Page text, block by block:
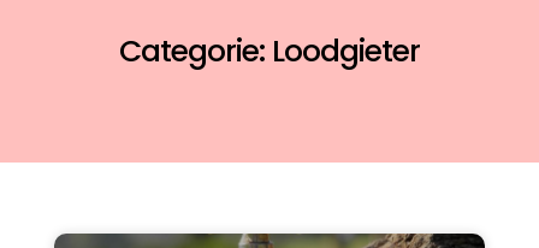
Categorie: Loodgieter